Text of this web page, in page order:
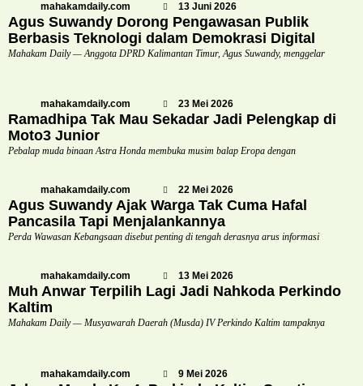
mahakamdaily.com 13 Juni 2026
Agus Suwandy Dorong Pengawasan Publik
Berbasis Teknologi dalam Demokrasi Digital
Mahakam Daily — Anggota DPRD Kalimantan Timur, Agus Suwandy, menggelar
mahakamdaily.com 23 Mei 2026
Ramadhipa Tak Mau Sekadar Jadi Pelengkap di
Moto3 Junior
Pebalap muda binaan Astra Honda membuka musim balap Eropa dengan
mahakamdaily.com 22 Mei 2026
Agus Suwandy Ajak Warga Tak Cuma Hafal
Pancasila Tapi Menjalankannya
Perda Wawasan Kebangsaan disebut penting di tengah derasnya arus informasi
mahakamdaily.com 13 Mei 2026
Muh Anwar Terpilih Lagi Jadi Nahkoda Perkindo
Kaltim
Mahakam Daily — Musyawarah Daerah (Musda) IV Perkindo Kaltim tampaknya
mahakamdaily.com 9 Mei 2026